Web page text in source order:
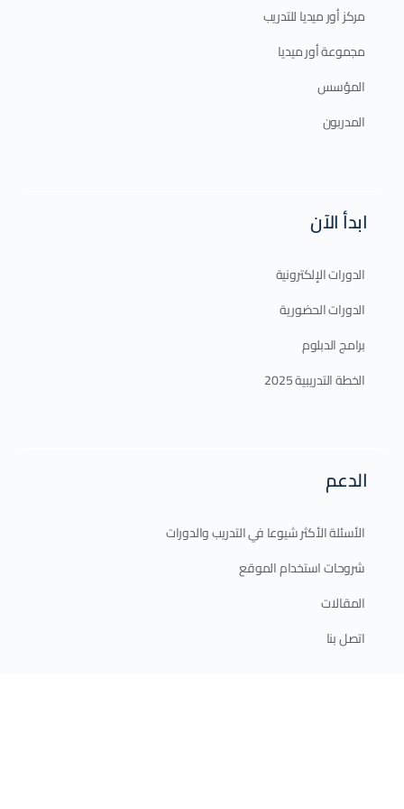
مركز أور ميديا للتدريب
مجموعة أور ميديا
المؤسس
المدربون
ابدأ الآن
الدورات الإلكترونية
الدورات الحضورية
برامج الدبلوم
الخطة التدريبية 2025
الدعم
الأسئلة الأكثر شيوعا في التدريب والدورات
شروحات استخدام الموقع
المقالات
اتصل بنا